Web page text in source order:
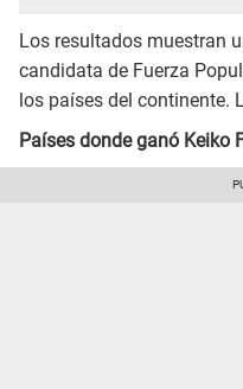
Los resultados muestran
candidata de Fuerza
los países del continente.
Países donde ganó Keiko